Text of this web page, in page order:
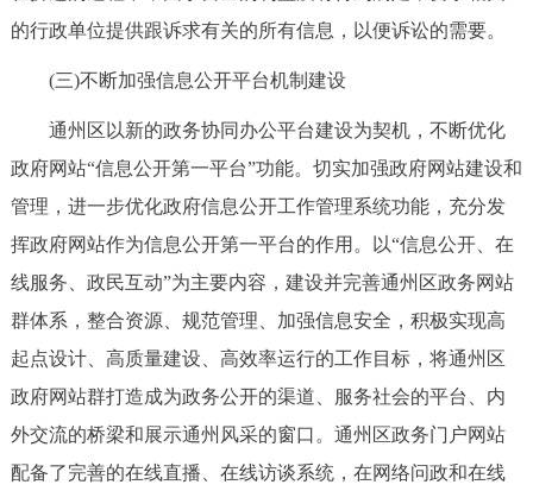
的行政单位提供跟诉求有关的所有信息，以便诉讼的需要。
(三)不断加强信息公开平台机制建设
通州区以新的政务协同办公平台建设为契机，不断优化
政府网站“信息公开第一平台”功能。切实加强政府网站建设和
管理，进一步优化政府信息公开工作管理系统功能，充分发
挥政府网站作为信息公开第一平台的作用。以“信息公开、在
线服务、政民互动”为主要内容，建设并完善通州区政务网站
群体系，整合资源、规范管理、加强信息安全，积极实现高
起点设计、高质量建设、高效率运行的工作目标，将通州区
政府网站群打造成为政务公开的渠道、服务社会的平台、内
外交流的桥梁和展示通州风采的窗口。通州区政务门户网站
配备了完善的在线直播、在线访谈系统，在网络问政和在线